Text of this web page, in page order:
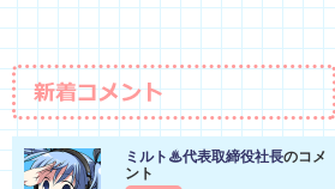
ミルト♨代表取締役社長のコメ
ント